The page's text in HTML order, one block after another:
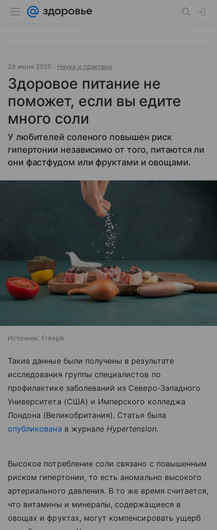
29 июня 2025 Наука и практика
Здоровое питание не
поможет, если вы едите
много соли
У любителей соленого повышен риск
гипертонии независимо от того, питаются ли
они фастфудом или фруктами и овощами.
Источник: Freepik
Такие данные были получены в результате
исследования группы специалистов по
профилактике заболеваний из Северо-Западного
Университета (США) и Имперского колледжа
Лондона (Великобритания). Статья была
опубликована в журнале Hypertension.
Высокое потребление соли связано с повышенным
риском гипертонии, то есть аномально высокого
артериального давления. В то же время считается,
что витамины и минералы, содержащиеся в
овощах и фруктах, могут компенсировать ущерб